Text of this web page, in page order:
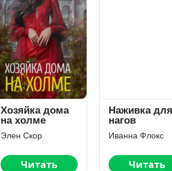
Хозяйка дома
на холме
Элен Скор
Читать
Наживка для
нагов
Иванна Флокс
Читать